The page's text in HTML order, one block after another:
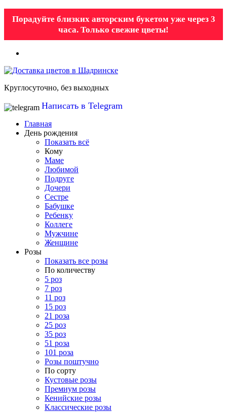
Порадуйте близких авторским букетом уже через 3
часа. Только свежие цветы!
Круглосуточно, без выходных
Написать в Telegram
Главная
День рождения
Показать всё
Кому
Маме
Любимой
Подруге
Дочери
Сестре
Бабушке
Ребенку
Коллеге
Мужчине
Женщине
Розы
Показать все розы
По количеству
5 роз
7 роз
11 роз
15 роз
21 роза
25 роз
35 роз
51 роза
101 роза
Розы поштучно
По сорту
Кустовые розы
Премиум розы
Кенийские розы
Классические розы